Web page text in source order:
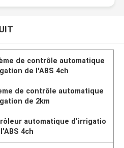
de contrôle automatique
de l'ABS 4ch
de contrôle automatique
de 2km
automatique d'irrigatio
4ch